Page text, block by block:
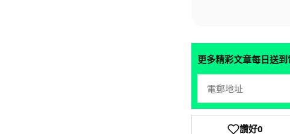
更多精彩文章每日送
讚好0